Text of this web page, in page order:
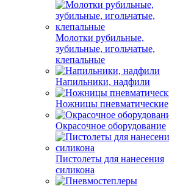
Молотки рубильные,
зубильные, игольчатые,
клепальные
Напильники, надфили
Ножницы пневматические
Окрасочное оборудование
Пистолеты для нанесения
силикона